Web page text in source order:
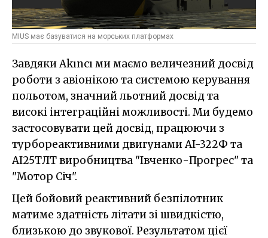
MIUS має базуватися на морських платформах
Завдяки Akıncı ми маємо величезний досвід
роботи з авіонікою та системою керування
польотом, значний льотний досвід та
високі інтеграційні можливості. Ми будемо
застосовувати цей досвід, працюючи з
турбореактивними двигунами AI-322Ф та
АІ25TЛТ виробництва "Івченко-Прогрес" та
"Мотор Січ".
Цей бойовий реактивний безпілотник
матиме здатність літати зі швидкістю,
близькою до звукової. Результатом цієї